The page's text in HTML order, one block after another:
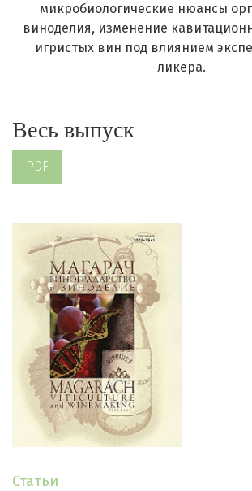
микробиологические нюансы
виноделия, изменение
игристых вин под влиянием
ликера.
Весь выпуск
PDF
Статьи